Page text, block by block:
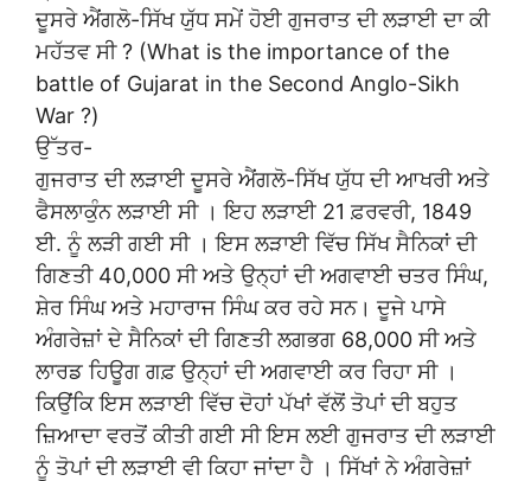
ਦੂਸਰੇ ਐਂਗਲੋ-ਸਿੱਖ ਯੁੱਧ ਸਮੇਂ ਹੋਈ ਗੁਜਰਾਤ ਦੀ ਲੜਾਈ ਦਾ ਕੀ
ਮਹੱਤਵ ਸੀ ? (What is the importance of the
battle of Gujarat in the Second Anglo-Sikh
War ?)
ਉੱਤਰ-
ਗੁਜਰਾਤ ਦੀ ਲੜਾਈ ਦੂਸਰੇ ਐਂਗਲੋ-ਸਿੱਖ ਯੁੱਧ ਦੀ ਆਖਰੀ ਅਤੇ
ਫੈਸਲਾਕੁੰਨ ਲੜਾਈ ਸੀ । ਇਹ ਲੜਾਈ 21 ਫ਼ਰਵਰੀ, 1849
ਈ. ਨੂੰ ਲੜੀ ਗਈ ਸੀ । ਇਸ ਲੜਾਈ ਵਿੱਚ ਸਿੱਖ ਸੈਨਿਕਾਂ ਦੀ
ਗਿਣਤੀ 40,000 ਸੀ ਅਤੇ ਉਨ੍ਹਾਂ ਦੀ ਅਗਵਾਈ ਚਤਰ ਸਿੰਘ,
ਸ਼ੇਰ ਸਿੰਘ ਅਤੇ ਮਹਾਰਾਜ ਸਿੰਘ ਕਰ ਰਹੇ ਸਨ। ਦੂਜੇ ਪਾਸੇ
ਅੰਗਰੇਜ਼ਾਂ ਦੇ ਸੈਨਿਕਾਂ ਦੀ ਗਿਣਤੀ ਲਗਭਗ 68,000 ਸੀ ਅਤੇ
ਲਾਰਡ ਹਿਊਗ ਗਫ਼ ਉਨ੍ਹਾਂ ਦੀ ਅਗਵਾਈ ਕਰ ਰਿਹਾ ਸੀ ।
ਕਿਉਂਕਿ ਇਸ ਲੜਾਈ ਵਿੱਚ ਦੋਹਾਂ ਪੱਖਾਂ ਵੱਲੋਂ ਤੋਪਾਂ ਦੀ ਬਹੁਤ
ਜ਼ਿਆਦਾ ਵਰਤੋਂ ਕੀਤੀ ਗਈ ਸੀ ਇਸ ਲਈ ਗੁਜਰਾਤ ਦੀ ਲੜਾਈ
ਨੂੰ ਤੋਪਾਂ ਦੀ ਲੜਾਈ ਵੀ ਕਿਹਾ ਜਾਂਦਾ ਹੈ । ਸਿੱਖਾਂ ਨੇ ਅੰਗਰੇਜ਼ਾਂ